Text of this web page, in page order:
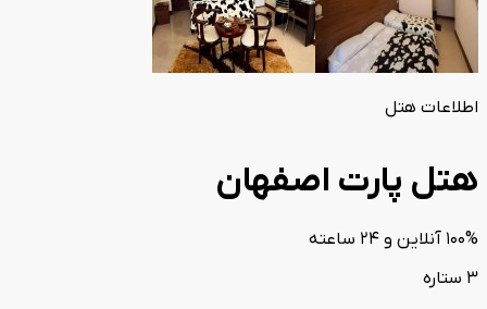
اطلاعات هتل
هتل پارت اصفهان
100% آنلاین و 24 ساعته
3 ستاره